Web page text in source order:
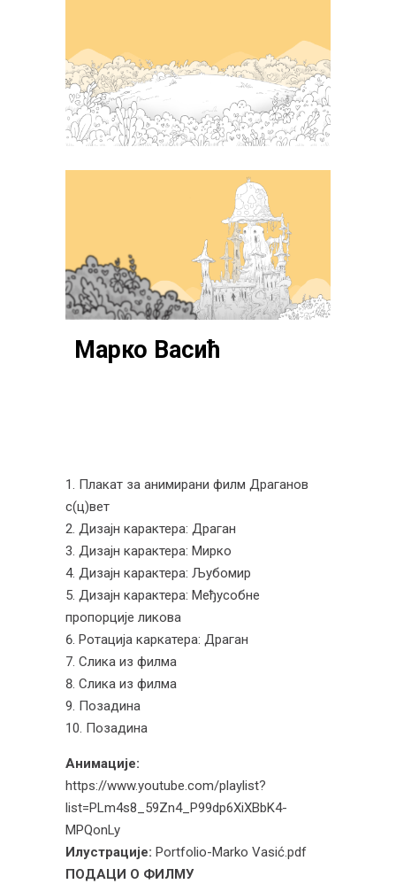
Марко Васић
Плакат за анимирани филм Драганов
с(ц)вет
Дизајн карактера: Драган
Дизајн карактера: Мирко
Дизајн карактера: Љубомир
Дизајн карактера: Међусобне
пропорције ликова
Ротација каркатера: Драган
Слика из филма
Слика из филма
Позадина
Позадина
Анимације:
https://www.youtube.com/playlist?
list=PLm4s8_59Zn4_P99dp6XiXBbK4-
MPQonLy
Илустрације: Portfolio-Marko Vasić.pdf
ПОДАЦИ О ФИЛМУ